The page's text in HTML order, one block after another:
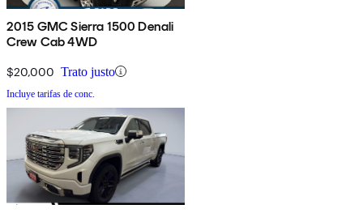
2015 GMC Sierra 1500 Denali
Crew Cab 4WD
$20,000 Trato justo
Incluye tarifas de conc.